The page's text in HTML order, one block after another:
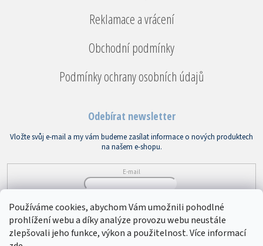
Používáme cookies, abychom Vám umožnili pohodlné
prohlížení webu a díky analýze provozu webu neustále
zlepšovali jeho funkce, výkon a použitelnost. Více informací
Reklamace a vrácení
Obchodní podmínky
Podmínky ochrany osobních údajů
Odebírat newsletter
Vložte svůj e-mail a my vám budeme zasílat informace o nových produktech
na našem e-shopu.
E-mail
PŘIHLÁSIT SE